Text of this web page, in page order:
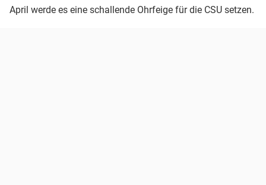
April werde es eine schallende Ohrfeige für die CSU setzen.